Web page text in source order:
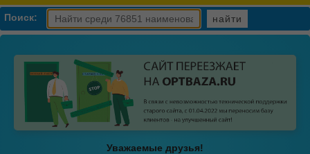
Поиск: найти
Уважаемые друзья!